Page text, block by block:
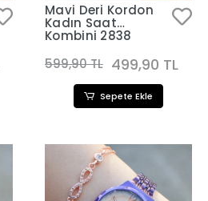
Mavi Deri Kordon
Kadın Saat
Kombini 2838
599,90 TL 499,90 TL
Sepete Ekle